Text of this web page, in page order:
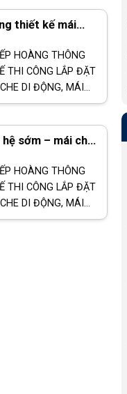
thiết kế mái
sóng đẹp Biên
HOÀNG THÔNG
THI CÔNG LẮP ĐẶT
DI ĐỘNG, MÁI
XẾP LƯỢN SÓNG,
[...]
sớm – mái che
tại Tân Uyên
HOÀNG THÔNG
THI CÔNG LẮP ĐẶT
DI ĐỘNG, MÁI
XẾP LƯỢN SÓNG,